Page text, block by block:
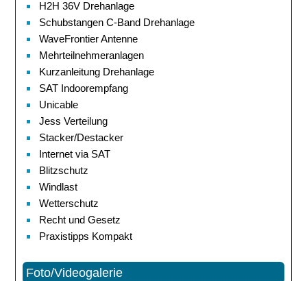
H2H 36V Drehanlage
Schubstangen C-Band Drehanlage
WaveFrontier Antenne
Mehrteilnehmeranlagen
Kurzanleitung Drehanlage
SAT Indoorempfang
Unicable
Jess Verteilung
Stacker/Destacker
Internet via SAT
Blitzschutz
Windlast
Wetterschutz
Recht und Gesetz
Praxistipps Kompakt
Foto/Videogalerie